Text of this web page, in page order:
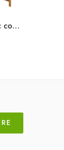
Chaises de jardin avec coussins lot de 4 Bois d’acacia massif